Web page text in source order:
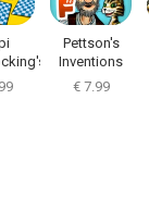
Pettson's
Inventions
Deluxe
€ 7.99